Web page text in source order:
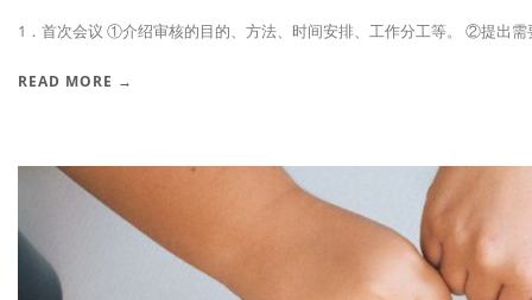
1．首次会议 ①介绍审核的目的、方法、时间安排、工作分工等。 ②提出需
READ MORE →